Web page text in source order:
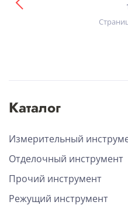
Каталог
Измерительный
Отделочный инструмент
Прочий инструмент
Режущий инструмент